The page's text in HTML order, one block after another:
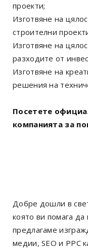
проекти;
Изготвяне на
строителни
Изготвяне на
разходите от
Изготвяне на
решения на
Посетете
компанията за
Добре дошли в
която ви помага да
предлагаме
медии, SEO и PPC